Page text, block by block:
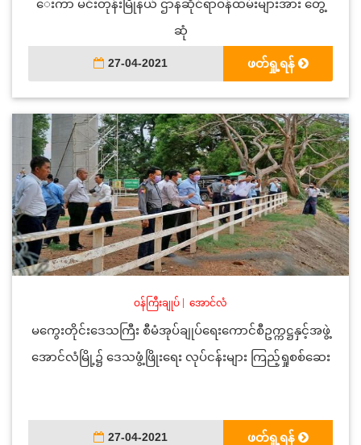
ေးကာ မင်းတုန်းမြိုနယ် ဌာနဆိုင်ရာဝန်ထမ်းများအား တွေ့
ဆုံ
27-04-2021 ဖတ်ရှု့ရန်
ဝန်ကြီးချုပ် အောင်လံ
မကွေးတိုင်းဒေသကြီး စီမံအုပ်ချုပ်ရေးကောင်စီဥက္ကဋ္ဌနှင့်အဖွဲ့
အောင်လံမြို့၌ ဒေသဖွံ့ဖြိုးရေး လုပ်ငန်းများ ကြည့်ရှုစစ်ဆေး
27-04-2021 ဖတ်ရှု့ရန်